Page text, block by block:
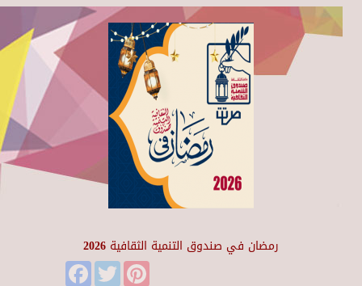
رمضان في صندوق التنمية الثقافية 2026
FacebookTwitter